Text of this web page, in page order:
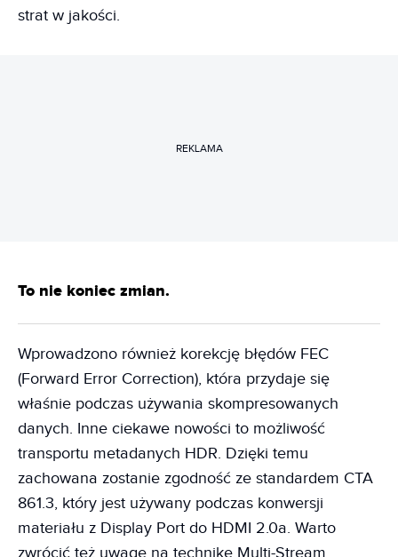
strat w jakości.
REKLAMA
To nie koniec zmian.
Wprowadzono również korekcję błędów FEC
(Forward Error Correction), która przydaje się
właśnie podczas używania skompresowanych
danych. Inne ciekawe nowości to możliwość
transportu metadanych HDR. Dzięki temu
zachowana zostanie zgodność ze standardem CTA
861.3, który jest używany podczas konwersji
materiału z Display Port do HDMI 2.0a. Warto
zwrócić też uwagę na technikę Multi-Stream